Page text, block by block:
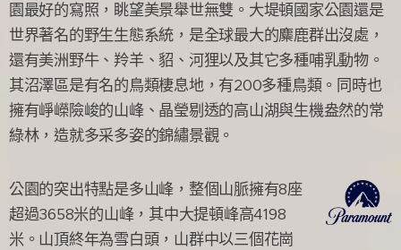
園最好的寫照，眺望美景舉世無雙。大堤頓國家公園還是
世界著名的野生生態系統，是全球最大的麋鹿群出沒處，
還有美洲野牛、羚羊、貂、河狸以及其它多種哺乳動物。
其沼澤區是有名的鳥類棲息地，有200多種鳥類。同時也
擁有崢嶸險峻的山峰、晶瑩剔透的高山湖與生機盎然的常
綠林，造就多采多姿的錦繡景觀。
公園的突出特點是多山峰，整個山脈擁有8座
超過3658米的山峰，其中大提頓峰高4198
米。山頂終年為雪白頭，山群中以三個花崗